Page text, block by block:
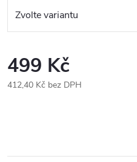
499 Kč
412,40 Kč bez DPH